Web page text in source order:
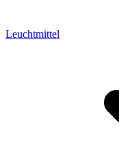
Leuchtmittel